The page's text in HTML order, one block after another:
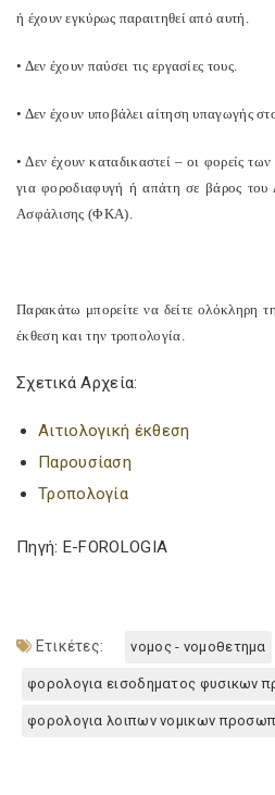
ή έχουν εγκύρως παραιτηθεί από αυτή.
• Δεν έχουν παύσει τις εργασίες τους.
• Δεν έχουν υποβάλει αίτηση υπαγωγής
• Δεν έχουν καταδικαστεί – οι φορείς
για φοροδιαφυγή ή απάτη σε βάρος
Ασφάλισης (ΦΚΑ).
Παρακάτω μπορείτε να δείτε ολόκληρη
έκθεση και την τροπολογία.
Σχετικά Αρχεία:
Αιτιολογική έκθεση
Παρουσίαση
Τροπολογία
Πηγή: E-FOROLOGIA
Ετικέτες: νομος - νομοθετημα
φορολογια εισοδηματος φυσικων
φορολογια λοιπων νομικων